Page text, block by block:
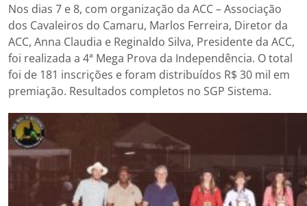
Nos dias 7 e 8, com organização da ACC – Associação
dos Cavaleiros do Camaru, Marlos Ferreira, Diretor da
ACC, Anna Claudia e Reginaldo Silva, Presidente da ACC,
foi realizada a 4ª Mega Prova da Independência. O total
foi de 181 inscrições e foram distribuídos R$ 30 mil em
premiação. Resultados completos no SGP Sistema.